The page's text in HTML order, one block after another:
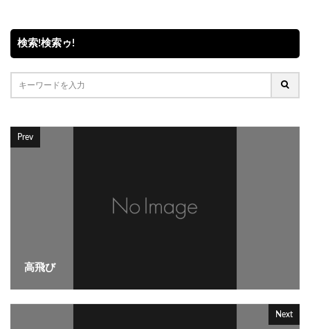
検索!検索ゥ!
Prev
高飛び
Next